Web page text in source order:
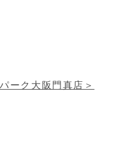
ーク大阪門真店＞